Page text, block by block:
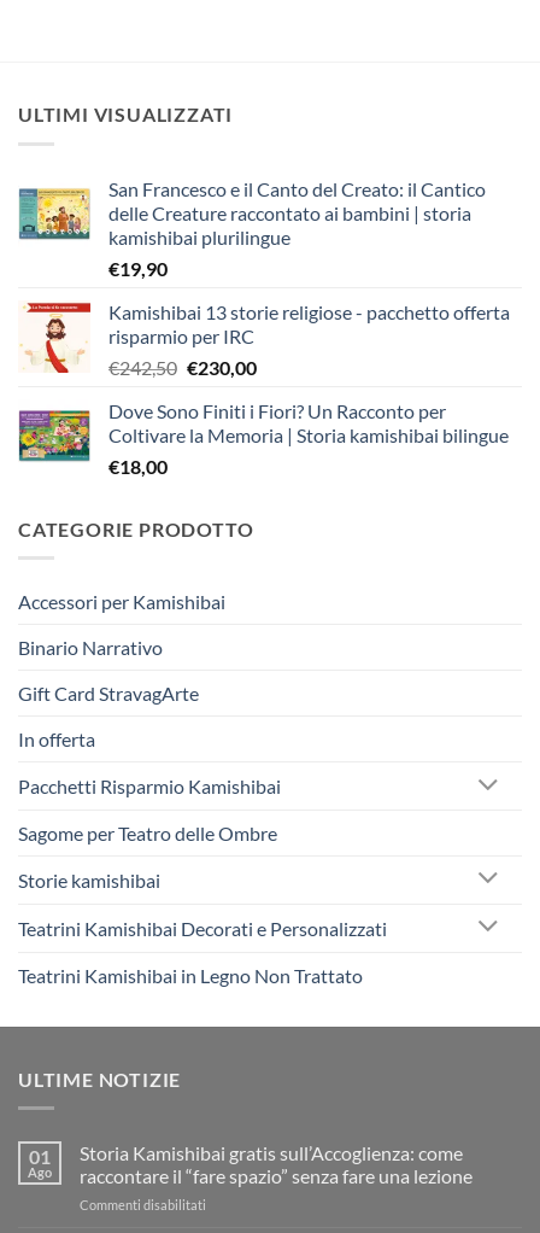
ULTIMI VISUALIZZATI
San Francesco e il Canto del Creato: il Cantico
delle Creature raccontato ai bambini | storia
kamishibai plurilingue
€19,90
Kamishibai 13 storie religiose - pacchetto offerta
risparmio per IRC
€242,50 Il
originale
era:
€230,00Il
attuale
è:
Dove Sono Finiti i Fiori? Un Racconto per
Coltivare la Memoria | Storia kamishibai bilingue
€18,00
CATEGORIE PRODOTTO
Accessori per Kamishibai
Binario Narrativo
Gift Card StravagArte
In offerta
Pacchetti Risparmio Kamishibai
Sagome per Teatro delle Ombre
Storie kamishibai
Teatrini Kamishibai Decorati e Personalizzati
Teatrini Kamishibai in Legno Non Trattato
ULTIME NOTIZIE
01
Ago
Storia Kamishibai gratis sull’Accoglienza: come
raccontare il “fare spazio” senza fare una lezione
Commenti disabilitati